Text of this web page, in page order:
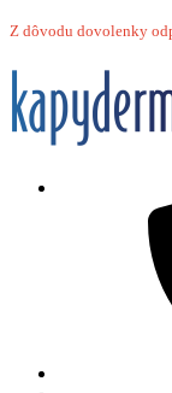
Z dôvodu dovolenky